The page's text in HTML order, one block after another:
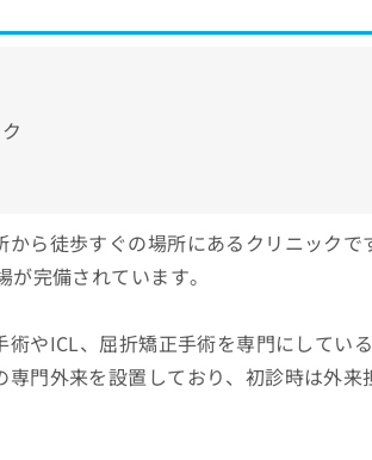
ら徒歩すぐの場所にあるクリニックで
完備されています。
やICL、屈折矯正手術を専門にしている
門外来を設置しており、初診時は外